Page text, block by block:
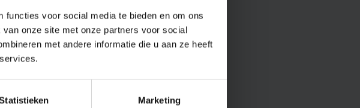
voor social media te bieden en om ons
onze site met onze partners voor social
met andere informatie die u aan ze heeft
Marketing